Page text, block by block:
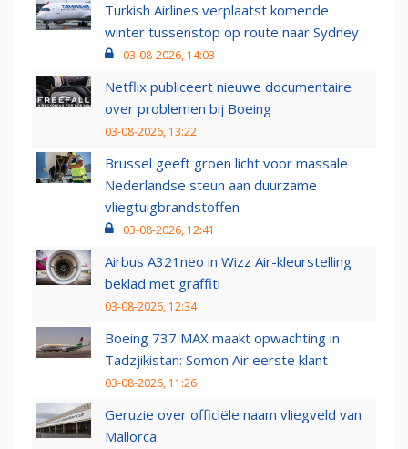
Turkish Airlines verplaatst komende
winter tussenstop op route naar Sydney
03-08-2026, 14:03
Netflix publiceert nieuwe documentaire
over problemen bij Boeing
03-08-2026, 13:22
Brussel geeft groen licht voor massale
Nederlandse steun aan duurzame
vliegtuigbrandstoffen
03-08-2026, 12:41
Airbus A321neo in Wizz Air-kleurstelling
beklad met graffiti
03-08-2026, 12:34
Boeing 737 MAX maakt opwachting in
Tadzjikistan: Somon Air eerste klant
03-08-2026, 11:26
Geruzie over officiële naam vliegveld van
Mallorca